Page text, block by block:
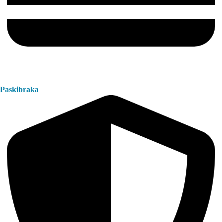
Paskibraka